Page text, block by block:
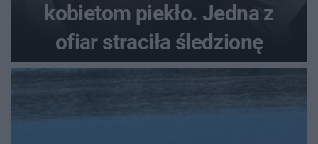
kobietom piekło. Jedna z
ofiar straciła śledzionę